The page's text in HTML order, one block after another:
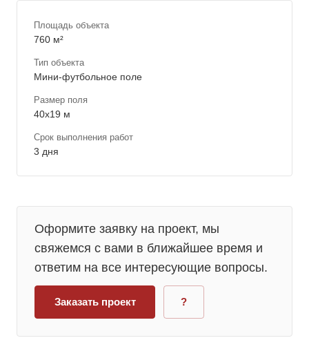
Площадь объекта
760 м²
Тип объекта
Мини-футбольное поле
Размер поля
40х19 м
Срок выполнения работ
3 дня
Оформите заявку на проект, мы
свяжемся с вами в ближайшее время и
ответим на все интересующие вопросы.
Заказать проект ?